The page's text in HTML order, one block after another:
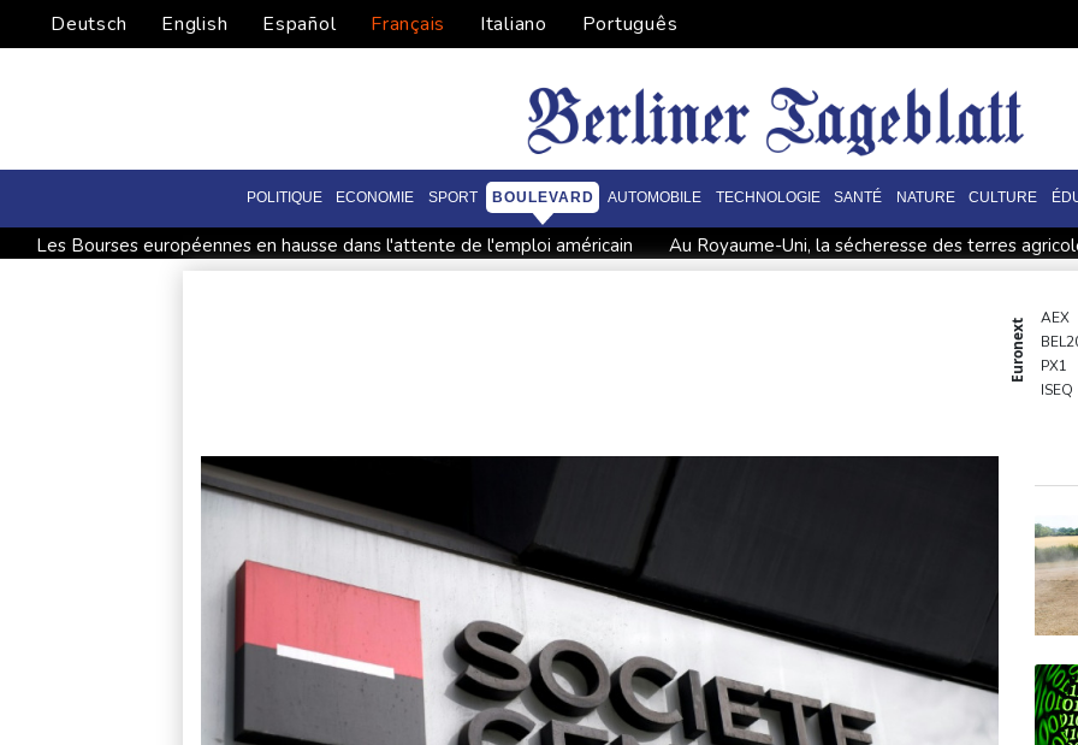
Deutsch English Español Français Italiano Português
POLITIQUE ECONOMIE SPORT BOULEVARD AUTOMOBILE TECHNOLOGIE SANTÉ NATURE CULTURE
Les Bourses européennes en hausse dans l'attente de l'emploi américain
Au Royaume-Uni, la sécheresse des terres
WTA 1000 de Toronto: Sabalenka, Pegula et Swiatek en contrôle vers les
Thaïlande : un adolescent armé
A Paris l'été, voir la ville en
Euronext AEX
PX1
ISEQ